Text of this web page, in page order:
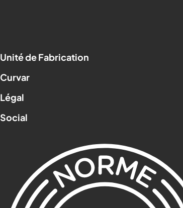
Unité de Fabrication
Curvar
Légal
Social